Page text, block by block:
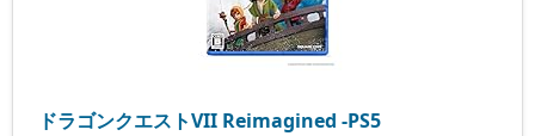
ドラゴンクエストVII Reimagined -PS5